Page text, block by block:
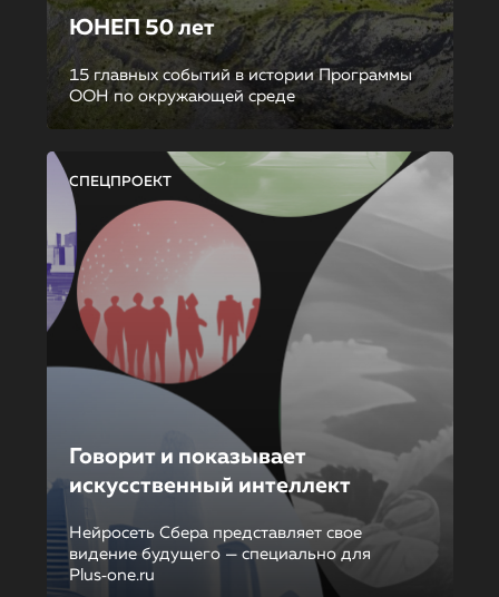
ЮНЕП 50 лет
15 главных событий в истории Программы
ООН по окружающей среде
СПЕЦПРОЕКТ
Говорит и показывает
искусственный интеллект
Нейросеть Сбера представляет свое
видение будущего — специально для
Plus‑one.ru